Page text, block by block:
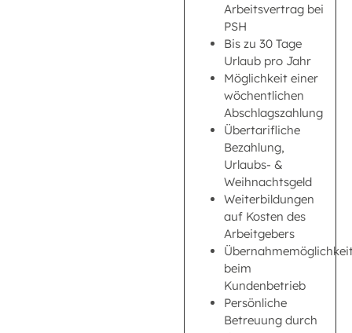
Arbeitsvertrag bei
PSH
Bis zu 30 Tage
Urlaub pro Jahr
Möglichkeit einer
wöchentlichen
Abschlagszahlung
Übertarifliche
Bezahlung,
Urlaubs- &
Weihnachtsgeld
Weiterbildungen
auf Kosten des
Arbeitgebers
beim
Kundenbetrieb
Persönliche
Betreuung durch